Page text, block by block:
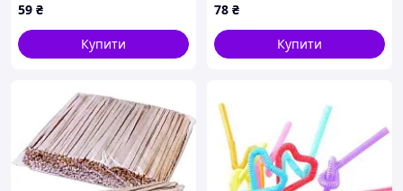
мм) 100шт/уп.
59 ₴
Купити
78 ₴
Купити